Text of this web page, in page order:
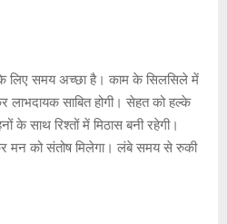
समय अच्छा है। काम के सिलसिले में
लाभदायक साबित होगी। सेहत को हल्के
साथ रिश्तों में मिठास बनी रहेगी।
मन को संतोष मिलेगा। लंबे समय से रुकी